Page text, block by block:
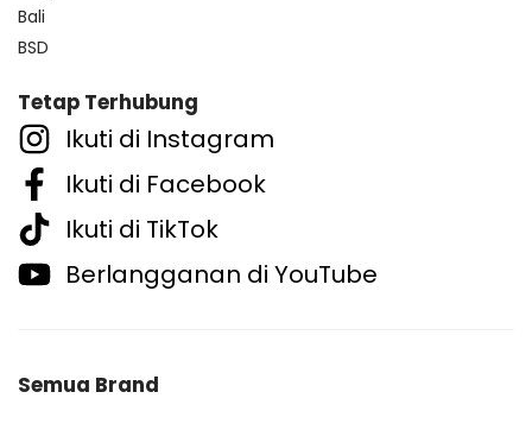
Bali
BSD
Tetap Terhubung
Ikuti di Instagram
Ikuti di Facebook
Ikuti di TikTok
Berlangganan di YouTube
Semua Brand